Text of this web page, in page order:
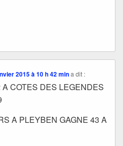
2015 à 10 h 42 min a dit :
A COTES DES LEGENDES
A PLEYBEN GAGNE 43 A